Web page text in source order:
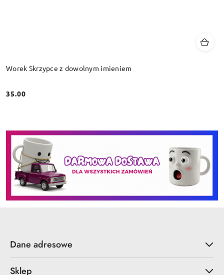
Worek Skrzypce z dowolnym imieniem
Cena:
35.00
Dane adresowe
Sklep